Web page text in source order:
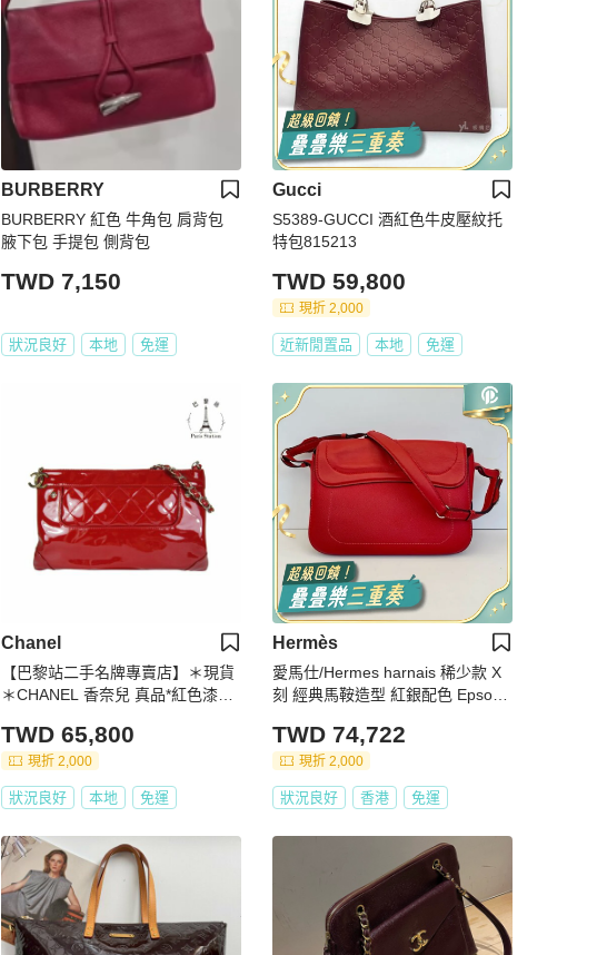
BURBERRY
BURBERRY 紅色 牛角包 肩背包
腋下包 手提包 側背包
TWD 7,150
狀況良好 本地 免運
Gucci
S5389-GUCCI 酒紅色牛皮壓紋托
特包815213
TWD 59,800
現折 2,000
近新閒置品 本地 免運
Chanel
【巴黎站二手名牌專賣店】＊現貨
＊CHANEL 香奈兒 真品*紅色漆皮
TWD 65,800
現折 2,000
狀況良好 本地 免運
Hermès
愛馬仕/Hermes harnais 稀少款 X
刻 經典馬鞍造型 紅銀配色 Epsom
TWD 74,722
現折 2,000
狀況良好 香港 免運